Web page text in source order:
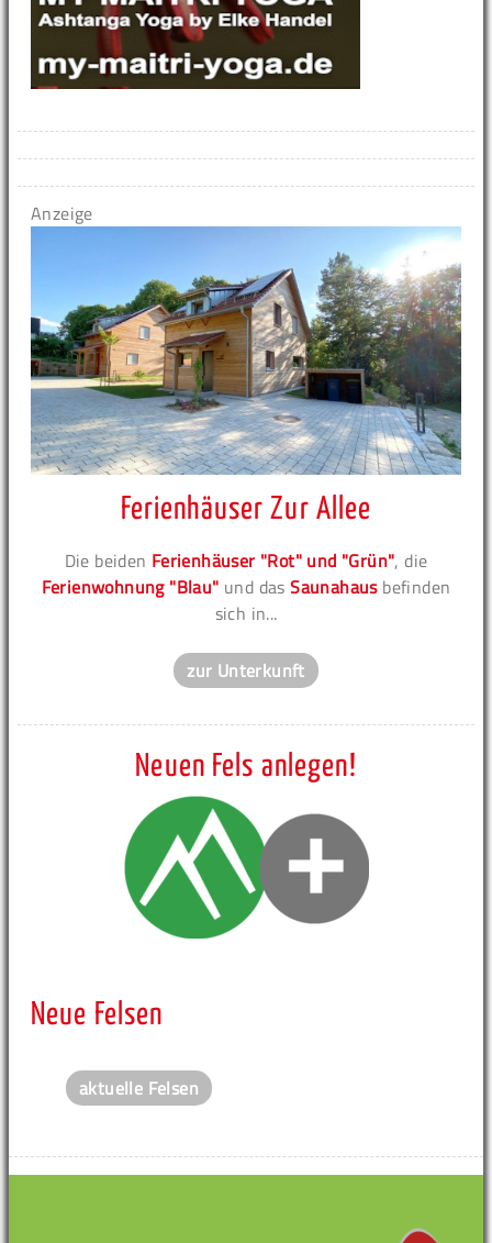
Anzeige
Ferienhäuser Zur Allee
Die beiden Ferienhäuser "Rot" und "Grün", die
Ferienwohnung "Blau" und dasSaunahausbefinden
sich in...
zur Unterkunft
Neuen Fels anlegen!
Neue Felsen
aktuelle Felsen